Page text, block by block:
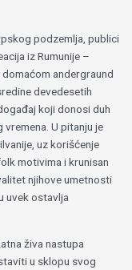
podzemlja, publici
iz Rumunije –
andergraund
devedesetih
koji donosi duh
U pitanju je
uz korišćenje
motivima i krunisan
njihove umetnosti
uvek ostavlja
živa nastupa
u sklopu svog